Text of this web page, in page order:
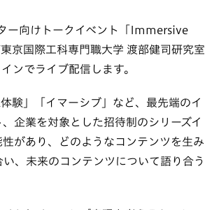
ー向けトークイベント「Immersive
京国際工科専門職大学 渡部健司研究室
ンでライブ配信します。
験」「イマーシブ」など、最先端のイ
企業を対象とした招待制のシリーズイ
があり、どのようなコンテンツを生み
、未来のコンテンツについて語り合う